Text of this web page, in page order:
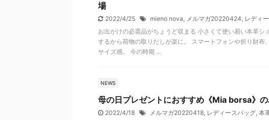
場
2022/4/25 mieno nova, メルマガ20220424, レディ
お出かけの必需品がちょうど収まる 小さくて使い易い本革シ
するから荷物の取りだしが楽に。 スマートフォンや折り財布
サイズ感。 今の時期 ...
NEWS
母の日プレゼントにおすすめ《Mia borsa》
2022/4/18 メルマガ20220418, レディースバッグ, 本